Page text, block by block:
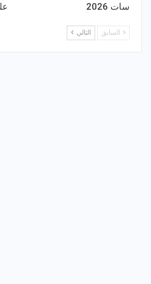
سات 2026
السابق التالي